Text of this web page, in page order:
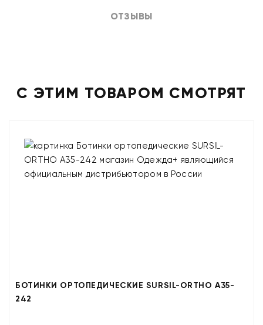
ОТЗЫВЫ
С ЭТИМ ТОВАРОМ СМОТРЯТ
БОТИНКИ ОРТОПЕДИЧЕСКИЕ SURSIL-ORTHO A35-
242